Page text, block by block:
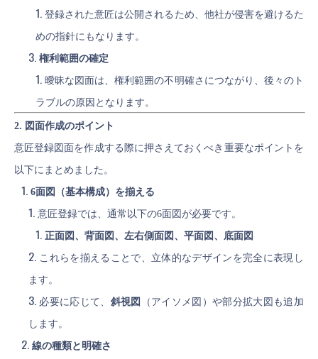
登録された意匠は公開されるため、他社が侵害を避けるた
めの指針にもなります。
権利範囲の確定
曖昧な図面は、権利範囲の不明確さにつながり、後々のト
ラブルの原因となります。
2. 図面作成のポイント
意匠登録図面を作成する際に押さえておくべき重要なポイントを
以下にまとめました。
6面図（基本構成）を揃える
意匠登録では、通常以下の6面図が必要です。
正面図、背面図、左右側面図、平面図、底面図
これらを揃えることで、立体的なデザインを完全に表現し
ます。
必要に応じて、 斜視図 （アイソメ図）や部分拡大図も追加
します。
線の種類と明確さ